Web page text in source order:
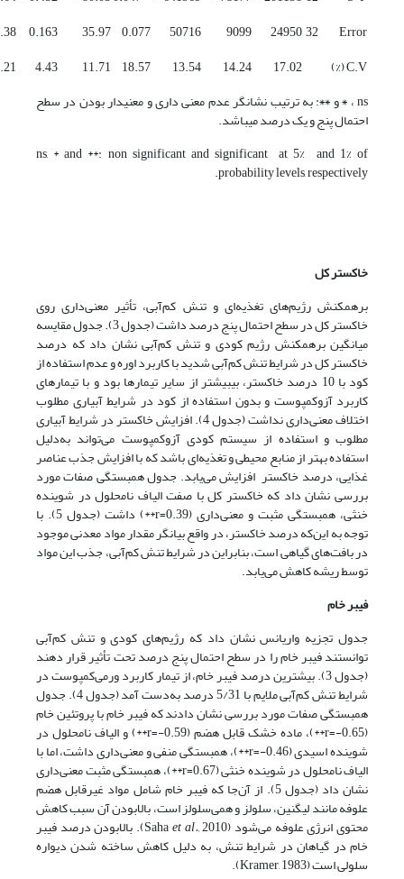
Error
32
24950
9099
50716
0.077
35.97
0.163
C.V (%)
17.02
14.24
13.54
18.57
11.71
4.43
ns ، ٭ و ٭٭: به ترتیب نشانگر عدم معنی داری و معنی­دار بودن در سطح
احتمال پنج و یک درصد می­باشد.
ns, * and **: non significant and significant at 5% and 1% of
probability levels, respectively.
خاکستر کل
برهمکنش رژیم‌های تغذیه‌ای و تنش کم‌آبی، تأثیر معنی‌داری روی
خاکستر کل در سطح احتمال پنج درصد داشت (جدول 3). جدول مقایسه
میانگین برهمکنش رژیم کودی و تنش کم‌آبی نشان داد که درصد
خاکستر کل در شرایط تنش کم‌آبی شدید با کاربرد اوره و عدم استفاده از
کود با 10 درصد خاکستر، بیبیشتر از سایر تیمارها بود و با تیمارهای
کاربرد آزوکمپوست و بدون استفاده از کود در شرایط آبیاری مطلوب
اختلاف معنی‌داری نداشت (جدول 4). افزایش خاکستر در شرایط آبیاری
مطلوب و استفاده از سیستم کودی آزوکمپوست می‌تواند به‌دلیل
استفاده بهتر از منابع محیطی و تغذیه‌‌ای باشد که با افزایش جذب عناصر
غذایی، درصد خاکستر افزایش می‌یابد. جدول همبستگی صفات مورد
بررسی نشان داد که خاکستر کل با صفت الیاف نامحلول در شوینده
خنثی، همبستگی مثبت و معنی‌داری (r=0.39**) داشت (جدول 5). با
توجه به این‌که درصد خاکستر، در واقع بیانگر مقدار مواد معدنی موجود
در بافت‌های گیاهی است، بنابراین در شرایط تنش کم‌آبی، جذب این مواد
توسط ریشه کاهش می‌یابد.
فیبر خام
جدول تجزیه واریانس نشان داد که رژیم‌‌های کودی و تنش کم‌آبی
توانستند فیبر خام را در سطح احتمال پنج درصد تحت تأثیر قرار دهند
(جدول 3). بیشترین درصد فیبر خام، از تیمار کاربرد ورمی‌کمپوست در
شرایط تنش کم‌آبی ملایم با 5/31 درصد به‌دست آمد (جدول 4). جدول
همبستگی صفات مورد بررسی نشان دادند که فیبر خام با پروتئین خام
(r=-0.65**)، ماده خشک قابل هضم (r=-0.59**) و الیاف نامحلول در
شوینده اسیدی (r=-0.46**)، همبستگی منفی و معنی‌داری داشت، اما با
الیاف نامحلول در شوینده خنثی (r=0.67**)، همبستگی مثبت معنی‌داری
نشان داد (جدول 5). از آن‌جا که فیبر خام شامل مواد غیرقابل هضم
علوفه مانند لیگنین، سلولز و همی‌سلولز است، بالابودن آن سبب کاهش
محتوی انرژی علوفه می‌شود (Saha et al., 2010). بالابودن درصد فیبر
خام در گیاهان در شرایط تنش، به دلیل کاهش ساخته شدن دیواره
سلولی است (Kramer, 1983).